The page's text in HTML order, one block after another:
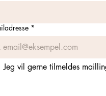
*
Jeg vil gerne tilmeldes